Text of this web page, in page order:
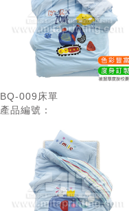
BQ-009床單
產品編號：